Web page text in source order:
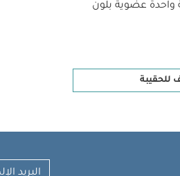
عضوية بلون
للحقيبة